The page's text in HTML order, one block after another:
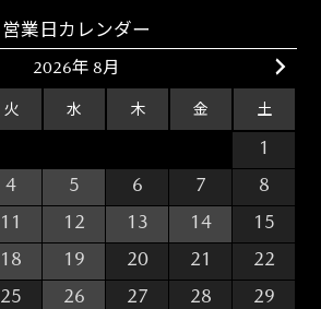
営業日カレンダー
2026年 8月
火 水 木 金 土
1
4 5 6 7
8
11 12 13 14
15
18 19 20 21
22
25 26 27 28
29